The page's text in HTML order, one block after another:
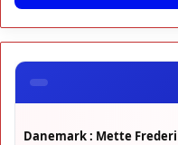
Danemark : Mette